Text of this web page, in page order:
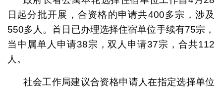
日起分批开展，合资格的申请共400多宗，涉及
550多人。首日已办理选择住宿单位手续有75宗，
当中属单人申请38宗，双人申请37宗，合共112
人。
社会工作局建议合资格申请人在指定选择单位